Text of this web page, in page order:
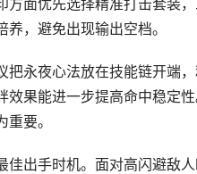
面优先选择精准打击套装
，避免出现输出空档。
永夜心法放在技能链开端
果能进一步提高命中稳定
要。
出手时机。面对高闪避敌